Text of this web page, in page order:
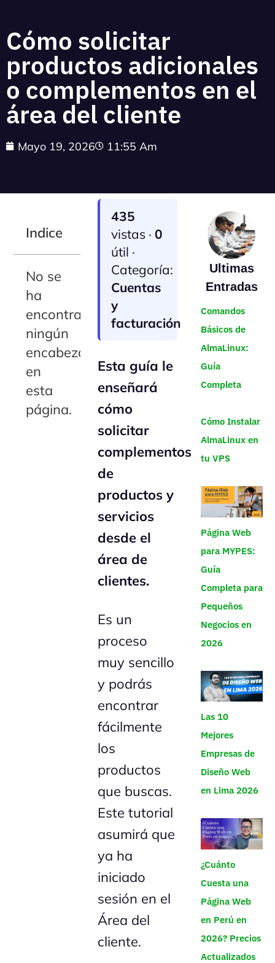
Cómo solicitar
productos adicionales
o complementos en el
área del cliente
Mayo 19, 2026 11:55 Am
Indice
No se
ha
encontrado
ningún
encabezado
en
esta
página.
435
vistas ·0
útil ·
Categoría:
Cuentas
y
facturación
Esta guía le
enseñará
cómo
solicitar
complementos
de
productos y
servicios
desde el
área de
clientes.
Es un
proceso
muy sencillo
y podrás
encontrar
fácilmente
los
productos
que buscas.
Este tutorial
asumirá que
ya ha
iniciado
sesión en el
Área del
cliente.
Ultimas
Entradas
Comandos
Básicos de
AlmaLinux:
Guía
Completa
Cómo Instalar
AlmaLinux en
tu VPS
Página Web
para MYPES:
Guía
Completa para
Pequeños
Negocios en
2026
Las 10
Mejores
Empresas de
Diseño Web
en Lima 2026
¿Cuánto
Cuesta una
Página Web
en Perú en
2026? Precios
Actualizados